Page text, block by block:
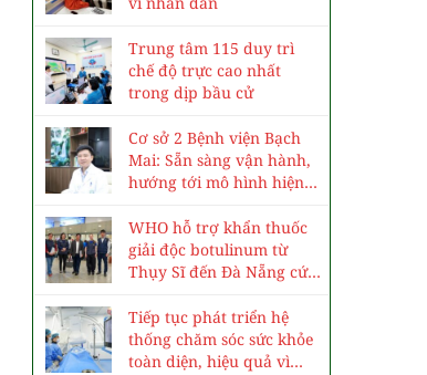
Trung tâm 115 duy trì
chế độ trực cao nhất
trong dịp bầu cử
Cơ sở 2 Bệnh viện Bạch
Mai: Sẵn sàng vận hành,
hướng tới mô hình hiện
WHO hỗ trợ khẩn thuốc
giải độc botulinum từ
Thụy Sĩ đến Đà Nẵng cứu
Tiếp tục phát triển hệ
thống chăm sóc sức khỏe
toàn diện, hiệu quả vì